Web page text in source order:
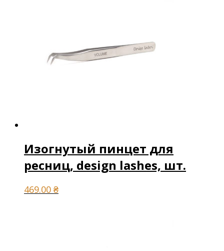
Изогнутый пинцет для
ресниц, design lashes, шт.
469.00 ₴